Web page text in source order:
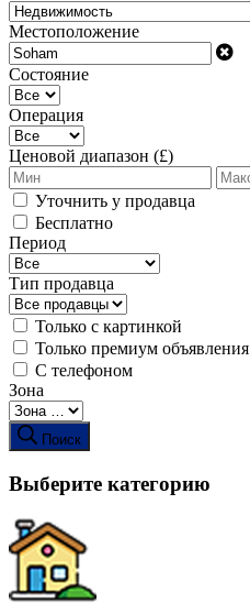
Местоположение
Состояние
Операция
Ценовой диапазон (£)
Уточнить у продавца
Бесплатно
Период
Тип продавца
Только с картинкой
Только премиум объявления
С телефоном
Зона
Поиск
Выберите категорию